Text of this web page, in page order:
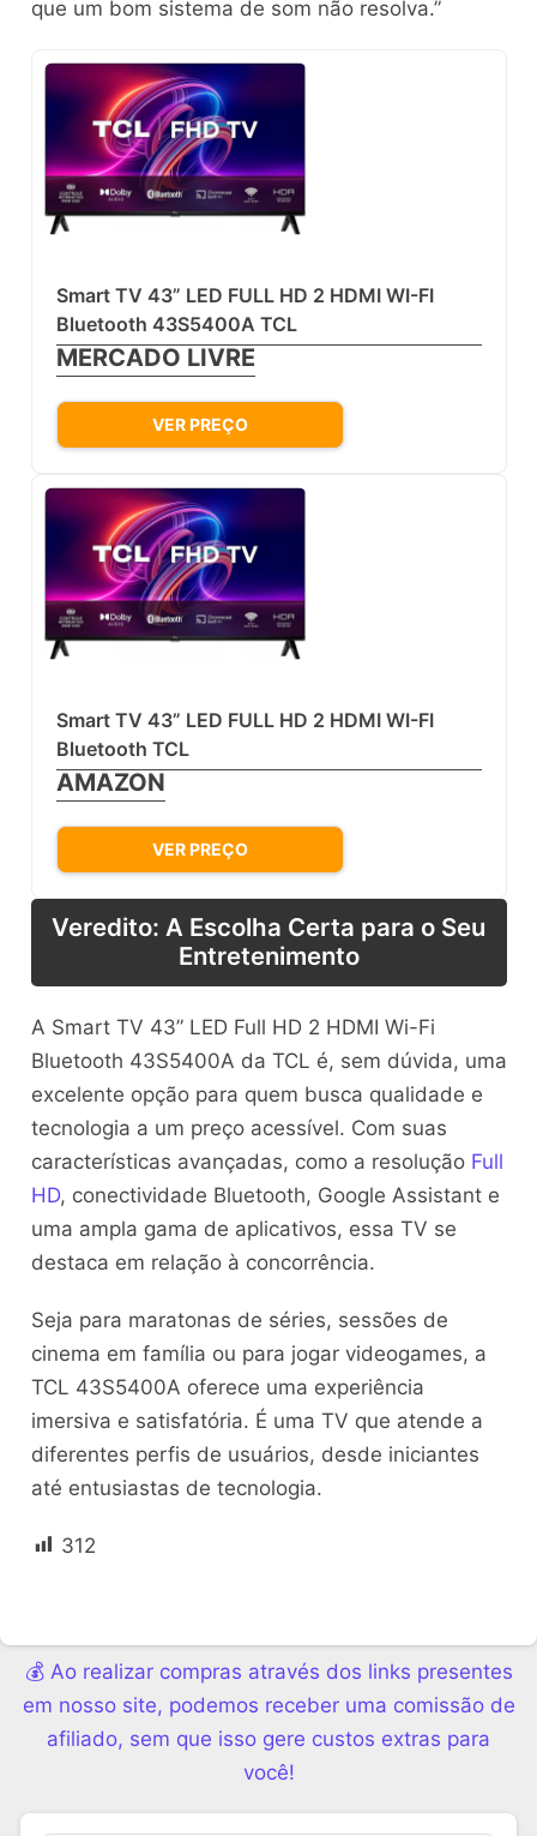
que um bom sistema de som não resolva.”
Smart TV 43” LED FULL HD 2 HDMI WI-FI
Bluetooth 43S5400A TCL
MERCADO LIVRE
VER PREÇO
Smart TV 43” LED FULL HD 2 HDMI WI-FI
Bluetooth TCL
AMAZON
VER PREÇO
Veredito: A Escolha Certa para o Seu
Entretenimento
A Smart TV 43” LED Full HD 2 HDMI Wi-Fi
Bluetooth 43S5400A da TCL é, sem dúvida, uma
excelente opção para quem busca qualidade e
tecnologia a um preço acessível. Com suas
características avançadas, como a resolução Full
HD, conectividade Bluetooth, Google Assistant e
uma ampla gama de aplicativos, essa TV se
destaca em relação à concorrência.
Seja para maratonas de séries, sessões de
cinema em família ou para jogar videogames, a
TCL 43S5400A oferece uma experiência
imersiva e satisfatória. É uma TV que atende a
diferentes perfis de usuários, desde iniciantes
até entusiastas de tecnologia.
312
💰 Ao realizar compras através dos links presentes
em nosso site, podemos receber uma comissão de
afiliado, sem que isso gere custos extras para
você!